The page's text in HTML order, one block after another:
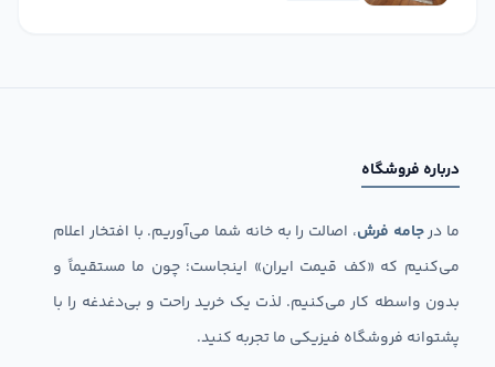
درباره فروشگاه
ما درجامه فرش، اصالت را به خانه شما می‌آوریم. با افتخار اعلام
می‌کنیم که «کف قیمت ایران» اینجاست؛ چون ما مستقیماً و
بدون واسطه کار می‌کنیم. لذت یک خرید راحت و بی‌دغدغه را با
پشتوانه فروشگاه فیزیکی ما تجربه کنید.